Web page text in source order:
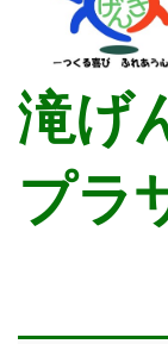
滝げ
プラ